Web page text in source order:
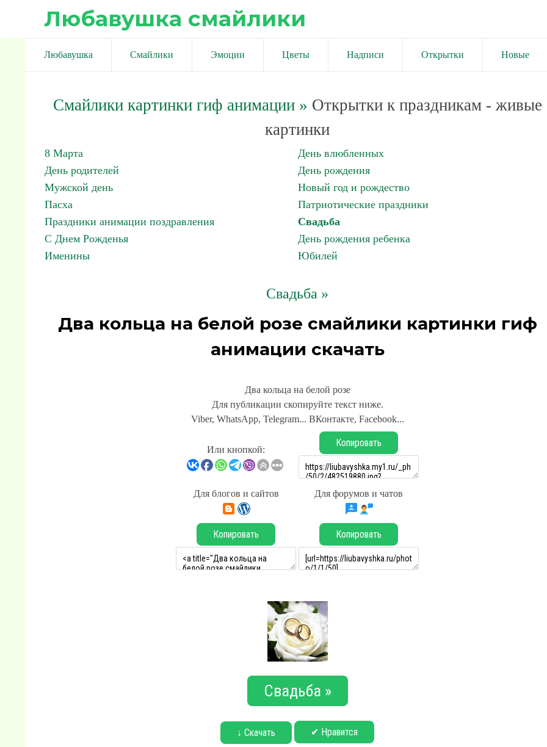
Любавушка смайлики
Любавушка Смайлики Эмоции Цветы Надписи Открытки Новые
Смайлики картинки гиф анимации» Открытки к праздникам - живые
картинки
8 Марта
День влюбленных
День родителей
День рождения
Мужской день
Новый год и рождество
Пасха
Патриотические праздники
Праздники анимации поздравления
Свадьба
С Днем Рожденья
День рождения ребенка
Именины
Юбилей
Свадьба »
Два кольца на белой розе смайлики картинки гиф
анимации скачать
Два кольца на белой розе
Для публикации скопируйте текст ниже.
Viber, WhatsApp, Telegram... ВКонтакте, Facebook...
Или кнопкой:
Копировать
Для блогов и сайтов Для форумов и чатов
Копировать Копировать
Свадьба »
↓ Скачать ✔ Нравится